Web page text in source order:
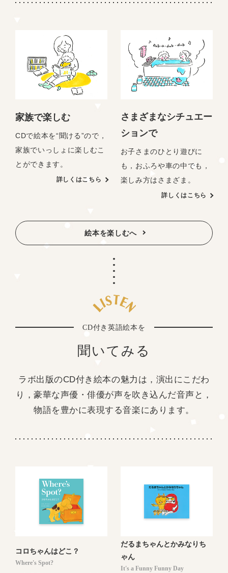
家族で楽しむ
CDで絵本を“聞ける”ので，
家族でいっしょに楽しむこ
とができます。
詳しくはこちら
さまざまなシチュエー
ションで
お子さまのひとり遊びに
も，おふろや車の中でも，
楽しみ方はさまざま。
詳しくはこちら
絵本を楽しむへ
CD付き英語絵本を
聞いてみる
ラボ出版のCD付き絵本の魅力は，演出にこだわ
り，豪華な声優・俳優が声を吹き込んだ音声と，
物語を豊かに表現する音楽にあります。
コロちゃんはどこ？
Where's Spot?
だるまちゃんとかみなりち
ゃん
It's a Funny Funny Day